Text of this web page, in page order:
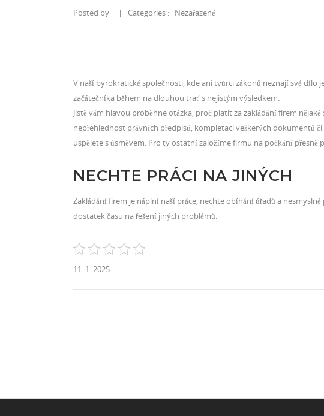
Posted by | Categories : Nezařazené
V naší byrokratické společnosti, kde ani tvůrci zákonů neznají své dílo
začátečníka během na dlouhou trať s nejistým výsledkem.
Jistě vám hlavou proběhne otázka, proč platit za zakládání firem
nepřehlednost právních předpisů, kompletaci veškerých dokumentů
uspějete s úsměvem. Pro ty ostatní založíme firmu na počkání přesně
NECHTE PRÁCI NA JINÝCH
Zakládání firem je náplní naší práce, nechte obíhání úřadů a
dostatek času na řešení jiných problémů.
11. 1. 2025